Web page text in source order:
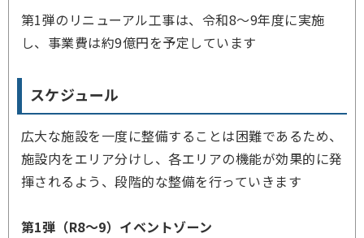
第1弾のリニューアル工事は、令和8～9年度に実施
し、事業費は約9億円を予定しています
スケジュール
広大な施設を一度に整備することは困難であるため、
施設内をエリア分けし、各エリアの機能が効果的に発
揮されるよう、段階的な整備を行っていきます
第1弾（R8～9）イベントゾーン